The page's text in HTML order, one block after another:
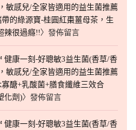
敏感兒/全家皆適用的益生菌推薦
的綠源寶-桂圓紅棗薑母茶，生
辣很過癮!!〉發佈留言
康一刻-好聰敏3益生菌(香草/香
敏感兒/全家皆適用的益生菌推薦
寡醣+乳酸菌+膳食纖維三效合
化劑)〉發佈留言
康一刻-好聰敏3益生菌(香草/香